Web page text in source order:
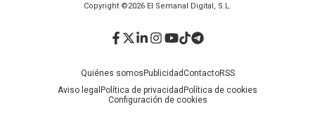
Copyright ©2026 El Semanal Digital, S.L.
Quiénes somosPublicidadContactoRSS
Aviso legal Política de privacidadPolítica de cookies
Configuración de cookies
Facebook
Twitter
LinkedIn
Instagram
YouTube
TikTok
Telegram